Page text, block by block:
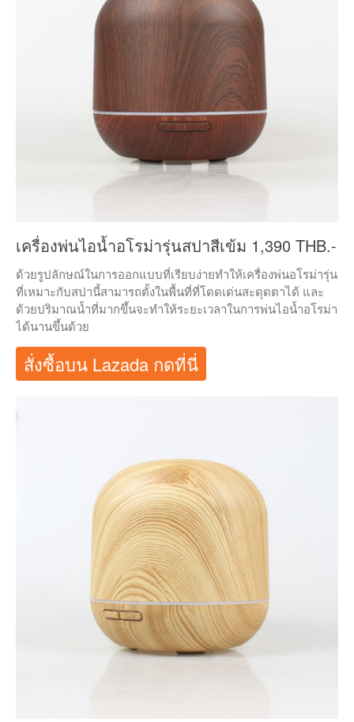
เครื่องพ่นไอน้ำอโรม่ารุ่นสปาสีเข้ม 1,390 THB.-
ด้วยรูปลักษณ์ในการออกแบบที่เรียบง่ายทำให้เครื่องพ่นอโรม่ารุ่น
ที่เหมาะกับสปานี้สามารถตั้งในพื้นที่ที่โดดเด่นสะดุดตาได้ และ
ด้วยปริมาณน้ำที่มากขึ้นจะทำให้ระยะเวลาในการพ่นไอน้ำอโรม่า
ได้นานขึ้นด้วย
สั่งซื้อบน Lazada กดที่นี่